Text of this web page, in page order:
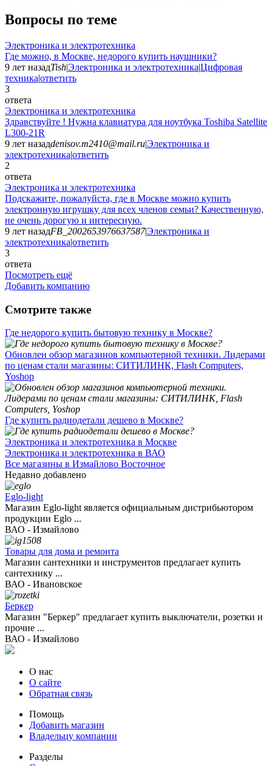
Вопросы по теме
Электроника и электротехника
Где можно, в Москве, недорого купить наушники?
9 лет назадTish|Электроника и электротехника|Цифровая
техника|ответить
3
ответа
Электроника и электротехника
Здравствуйте ! Нужна клавиатура для ноутбука Toshiba Satellite
L300-21R
9 лет назадdenisov.m2410@mail.ru|Электроника и
электротехника|ответить
2
ответа
Электроника и электротехника
Подскажите, пожалуйста, где в Москве можно купить
электронную игрушку для всех членов семьи? Качественную,
не очень дорогую и интересную.
9 лет назадFB_2002653976637587|Электроника и
электротехника|ответить
3
ответа
Посмотреть ещё
Добавить компанию
Смотрите также
Где недорого купить бытовую технику в Москве?
Обновлен обзор магазинов компьютерной техники. Лидерами
по ценам стали магазины: СИТИЛИНК, Flash Computers,
Yoshop
Где купить радиодетали дешево в Москве?
Электроника и электротехника в Москве
Электроника и электротехника в ВАО
Все магазины в Измайлово Восточное
Недавно добавлено
Eglo-light
Магазин Eglo-light является официальным дистрибьютором
продукции Eglo ...
ВАО - Измайлово
Товары для дома и ремонта
Магазин сантехники и инструментов предлагает купить
сантехнику ...
ВАО - Ивановское
Беркер
Магазин "Беркер" предлагает купить выключатели, розетки и
прочие ...
ВАО - Измайлово
О нас
О сайте
Обратная связь
Помощь
Добавить магазин
Владельцу компании
Разделы